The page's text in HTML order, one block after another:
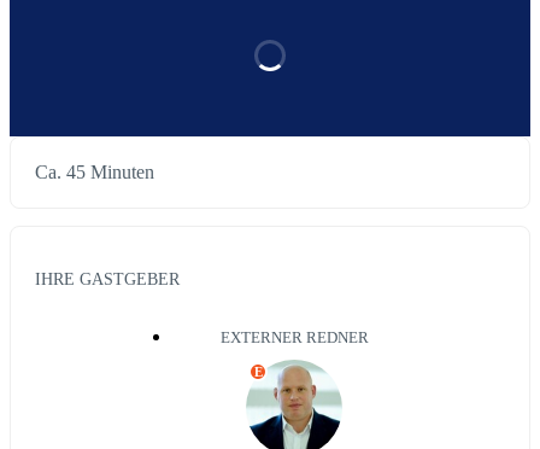
Ca. 45 Minuten
IHRE GASTGEBER
EXTERNER REDNER
E